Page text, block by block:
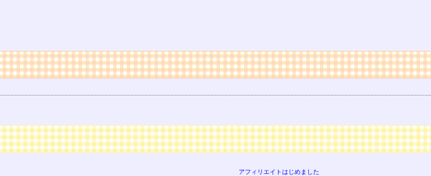
アフィリエイトはじめました